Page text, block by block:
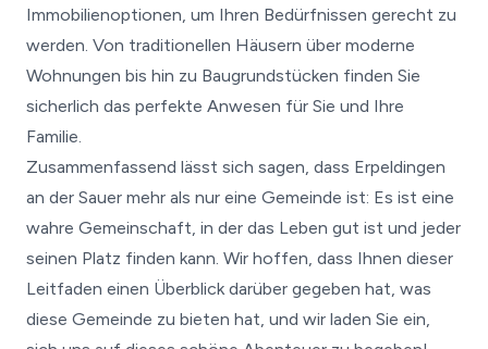
Immobilienoptionen, um Ihren Bedürfnissen gerecht zu
werden. Von traditionellen Häusern über moderne
Wohnungen bis hin zu Baugrundstücken finden Sie
sicherlich das perfekte Anwesen für Sie und Ihre
Familie.
Zusammenfassend lässt sich sagen, dass Erpeldingen
an der Sauer mehr als nur eine Gemeinde ist: Es ist eine
wahre Gemeinschaft, in der das Leben gut ist und jeder
seinen Platz finden kann. Wir hoffen, dass Ihnen dieser
Leitfaden einen Überblick darüber gegeben hat, was
diese Gemeinde zu bieten hat, und wir laden Sie ein,